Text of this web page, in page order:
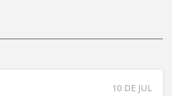
10 DE JUL